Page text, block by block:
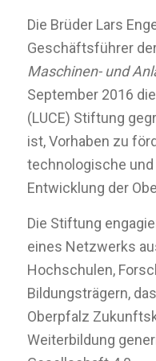
Die Brüder Lars
Geschäftsführer
Maschinen- und
September 2016
(LUCE) Stiftung
ist, Vorhaben zu
technologische
Entwicklung der
Die Stiftung
eines Netzwerks
Hochschulen,
Bildungsträgern,
Oberpfalz
Weiterbildung